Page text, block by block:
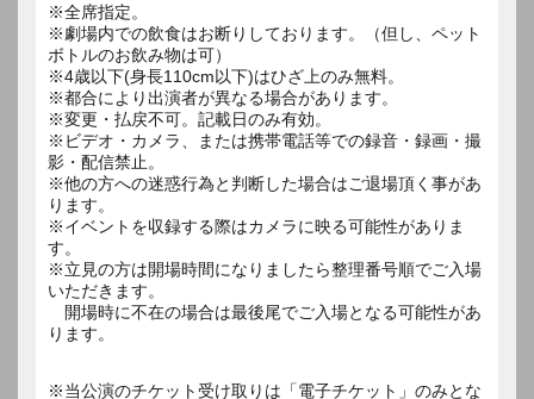
※全席指定。
※劇場内での飲食はお断りしております。（但し、ペット
ボトルのお飲み物は可）
※4歳以下(身長110cm以下)はひざ上のみ無料。
※都合により出演者が異なる場合があります。
※変更・払戻不可。記載日のみ有効。
※ビデオ・カメラ、または携帯電話等での録音・録画・撮
影・配信禁止。
※他の方への迷惑行為と判断した場合はご退場頂く事があ
ります。
※イベントを収録する際はカメラに映る可能性がありま
す。
※立見の方は開場時間になりましたら整理番号順でご入場
いただきます。
開場時に不在の場合は最後尾でご入場となる可能性があ
ります。
※当公演のチケット受け取りは「電子チケット」のみとな